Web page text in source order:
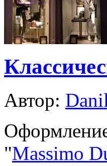
Автор:
"Massimo